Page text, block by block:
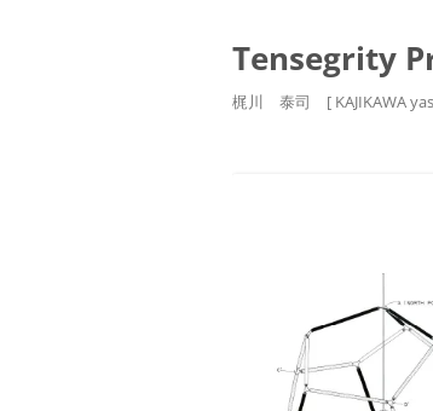
Tensegrity
梶川 泰司 [ KAJIKAWA